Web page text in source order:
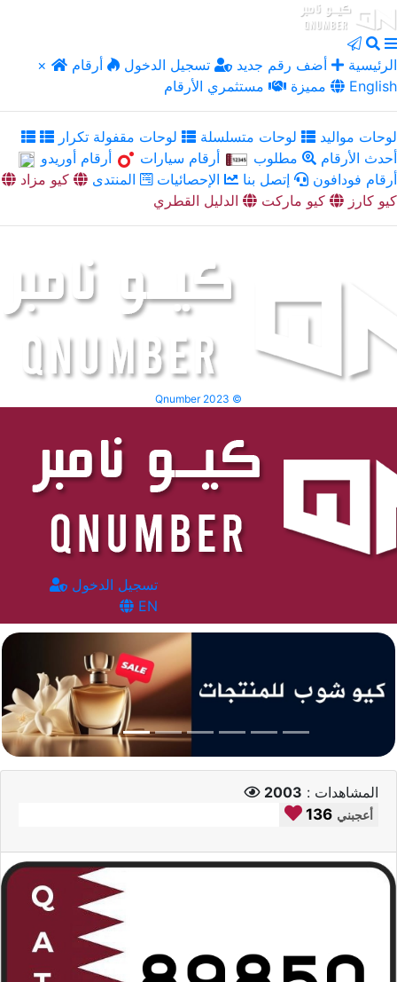
× الرئيسية أضف رقم جديد تسجيل الدخول
أرقام
مميزة
مستثمري الأرقام English
لوحات مواليد لوحات متسلسلة
لوحات مقفولة تكرار
أحدث الأرقام
مطلوب أرقام سيارات
أرقام أوريدو
أرقام فودافون
إتصل بنا الإحصائيات المنتدى
كيو مزاد
كيو كارز
كيو ماركت الدليل القطري
Qnumber 2023 ©
تسجيل الدخول
EN
المشاهدات : 2003
136 أعجبني